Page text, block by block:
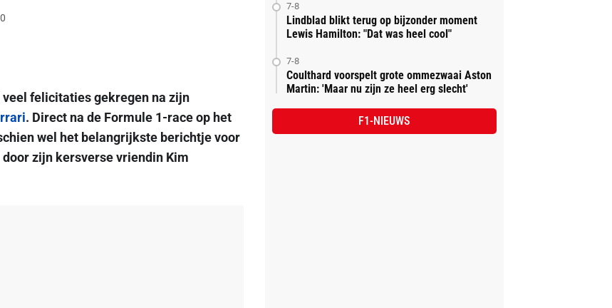
felicitaties gekregen na zijn
. Direct na de Formule 1-race op het
wel het belangrijkste berichtje voor
zijn kersverse vriendin Kim
7-8
Lindblad blikt terug op bijzonder moment
Lewis Hamilton: "Dat was heel cool"
7-8
Coulthard voorspelt grote ommezwaai Aston
Martin: 'Maar nu zijn ze heel erg slecht'
F1-NIEUWS